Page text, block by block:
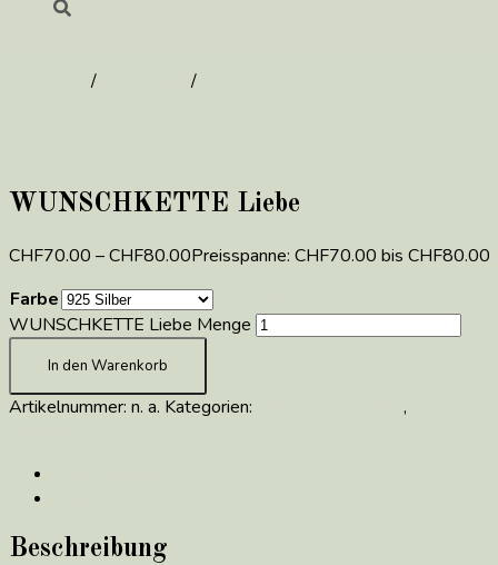
/ /
WUNSCHKETTE Liebe
CHF70.00 –CHF80.00Preisspanne: CHF70.00 bis CHF80.00
Farbe
WUNSCHKETTE Liebe Menge
In den Warenkorb
Artikelnummer: n. a. Kategorien: ,
Beschreibung